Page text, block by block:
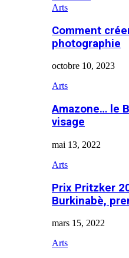
Arts
Comment
photographie
octobre 10, 2023
Arts
Amazone… le
visage
mai 13, 2022
Arts
Prix Pritzker
Burkinabè,
mars 15, 2022
Arts